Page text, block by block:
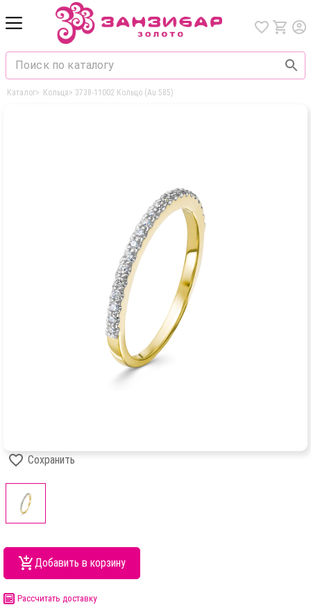
Каталог> Кольца> 3738-11002 Кольцо (Au 585)
Сохранить
Добавить в корзину
Рассчитать доставку